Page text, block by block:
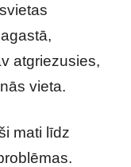
atgriezusies,
vieta.
mati līdz